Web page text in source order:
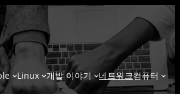
Linux 개발 이야기 네트워크컴퓨터